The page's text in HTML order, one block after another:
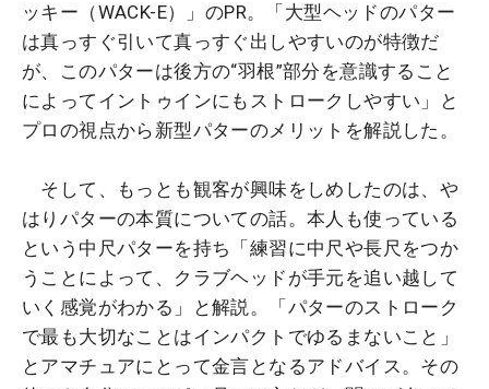
ッキー（WACK-E）」のPR。「大型ヘッドのパター
は真っすぐ引いて真っすぐ出しやすいのが特徴だ
が、このパターは後方の“羽根”部分を意識すること
によってイントゥインにもストロークしやすい」と
プロの視点から新型パターのメリットを解説した。
そして、もっとも観客が興味をしめしたのは、や
はりパターの本質についての話。本人も使っている
という中尺パターを持ち「練習に中尺や長尺をつか
うことによって、クラブヘッドが手元を追い越して
いく感覚がわかる」と解説。「パターのストローク
で最も大切なことはインパクトでゆるまないこと」
とアマチュアにとって金言となるアドバイス。その